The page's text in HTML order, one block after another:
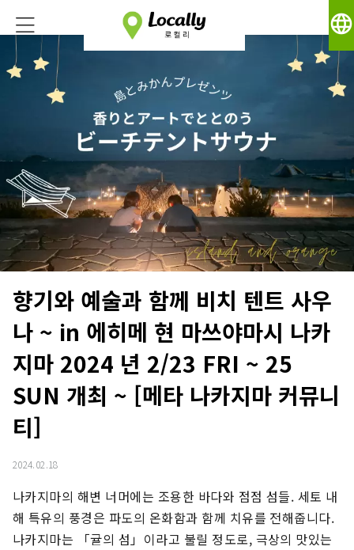
language
향기와 예술과 함께 비치 텐트 사우
나 ~ in 에히메 현 마쓰야마시 나카
지마 2024 년 2/23 FRI ~ 25
SUN 개최 ~ [메타 나카지마 커뮤니
티]
2024.02.18
나카지마의 해변 너머에는 조용한 바다와 점점 섬들. 세토 내
해 특유의 풍경은 파도의 온화함과 함께 치유를 전해줍니다.
나카지마는 「귤의 섬」이라고 불릴 정도로, 극상의 맛있는